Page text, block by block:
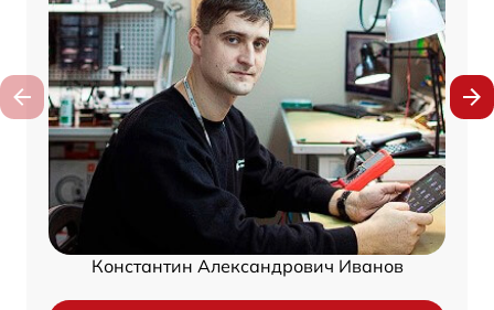
Константин Александрович Иванов